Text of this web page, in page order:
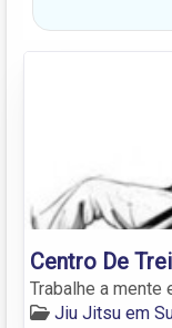
Centro De
Trabalhe a mente
Jiu Jitsu em